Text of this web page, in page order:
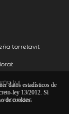
torrelavit
tui
datos estadísticos de
ley 13/2012. Si
de cookies.